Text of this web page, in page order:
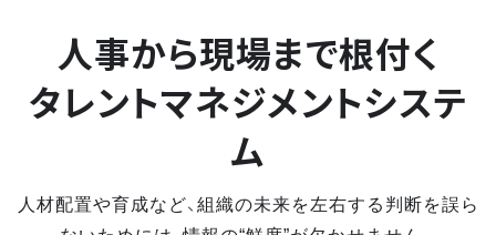
人事から現場まで根付く
タレントマネジメントシステ
ム
人材配置や育成など、組織の未来を左右する判断を誤ら